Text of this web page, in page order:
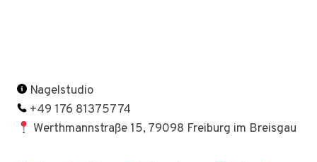
Nagelstudio
+49 176 81375774
Werthmannstraße 15, 79098 Freiburg im Breisgau